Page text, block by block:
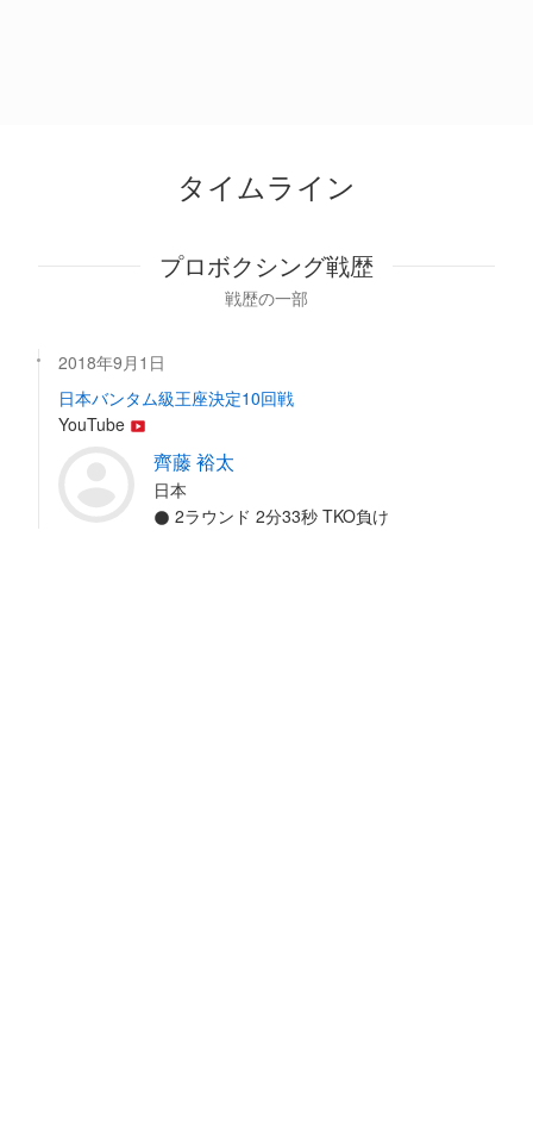
タイムライン
プロボクシング戦歴
戦歴の一部
2018年9月1日
日本バンタム級王座決定10回戦
YouTube
齊藤 裕太
日本
2ラウンド 2分33秒 TKO負け